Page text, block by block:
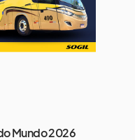
Mundo 2026